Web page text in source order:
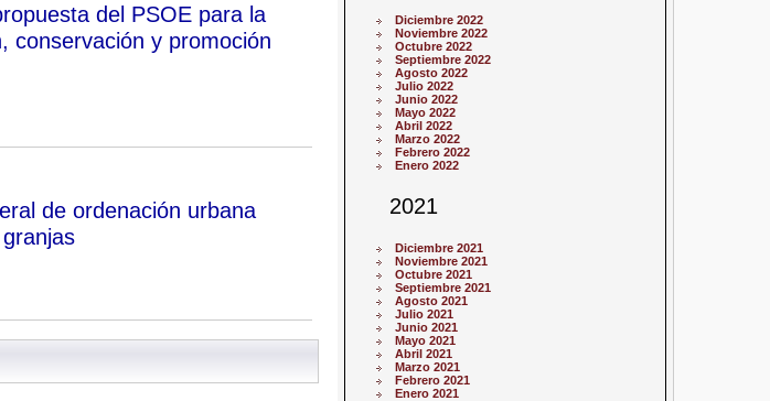
del PSOE para la
conservación y promoción
de ordenación urbana
Diciembre 2022
Noviembre 2022
Octubre 2022
Septiembre 2022
Agosto 2022
Julio 2022
Junio 2022
Mayo 2022
Abril 2022
Marzo 2022
Febrero 2022
Enero 2022
2021
Diciembre 2021
Noviembre 2021
Octubre 2021
Septiembre 2021
Agosto 2021
Julio 2021
Junio 2021
Mayo 2021
Abril 2021
Marzo 2021
Febrero 2021
Enero 2021